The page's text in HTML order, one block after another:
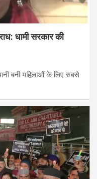
धामी सरकार की
बनी महिलाओं के लिए सबसे